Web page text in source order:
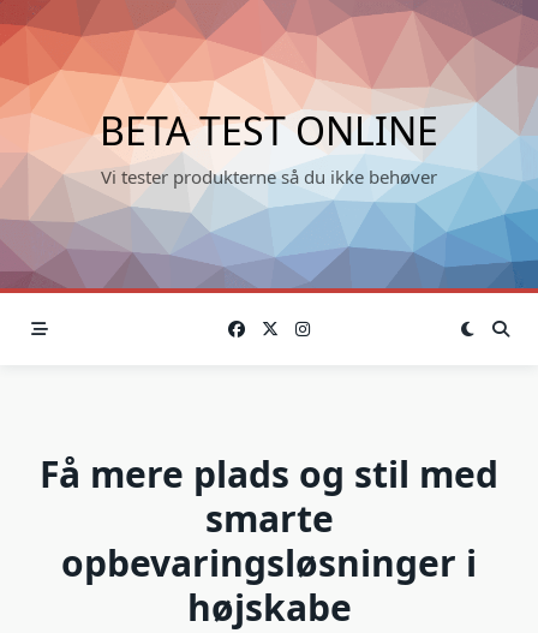
Skip
to
content
BETA TEST ONLINE
Vi tester produkterne så du ikke behøver
Få mere plads og stil med
smarte
opbevaringsløsninger i
højskabe